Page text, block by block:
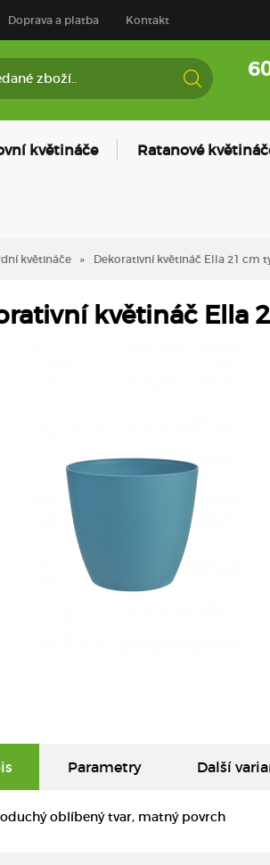
Doprava a platba Kontakt
květináče Ratanové
květináče Dekorativní květináč Ella 21 cm
květináč Ella
Parametry Další
oblíbený tvar, matný povrch